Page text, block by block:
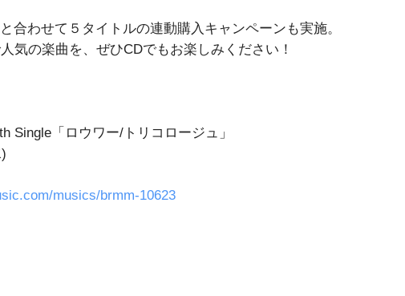
合わせて５タイトルの連動購入キャンペーンも実施。
気の楽曲を、ぜひCDでもお楽しみください！
Single「ロウワー/トリコロージュ」
musics/brmm-10623